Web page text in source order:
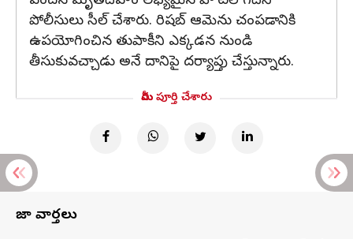
పోలీసులు సీల్ చేశారు. రిషబ్ ఆమెను చంపడానికి
ఉపయోగించిన తుపాకీని ఎక్కడన నుండి
తీసుకువచ్చాడు అనే దానిపై దర్యాప్తు చేస్తున్నారు.
మీరు పూర్తి చేశారు
తాజా వార్తలు